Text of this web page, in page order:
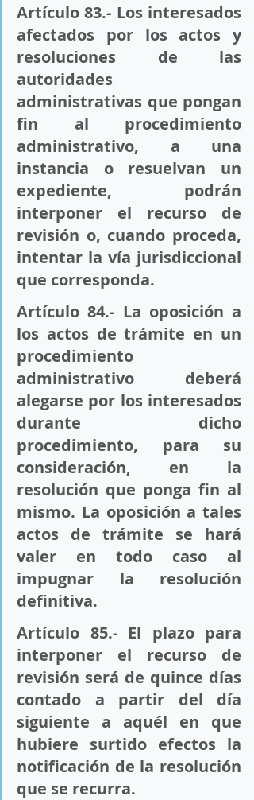
Artículo 83.- Los interesados
afectados por los actos y
resoluciones de las
autoridades
administrativas que pongan
fin al procedimiento
administrativo, a una
instancia o resuelvan un
expediente, podrán
interponer el recurso de
revisión o, cuando proceda,
intentar la vía jurisdiccional
que corresponda.
Artículo 84.- La oposición a
los actos de trámite en un
procedimiento
administrativo deberá
alegarse por los interesados
durante dicho
procedimiento, para su
consideración, en la
resolución que ponga fin al
mismo. La oposición a tales
actos de trámite se hará
valer en todo caso al
impugnar la resolución
definitiva.
Artículo 85.- El plazo para
interponer el recurso de
revisión será de quince días
contado a partir del día
siguiente a aquél en que
hubiere surtido efectos la
notificación de la resolución
que se recurra.